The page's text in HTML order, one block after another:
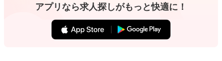
アプリなら求人探しがもっと快適に！